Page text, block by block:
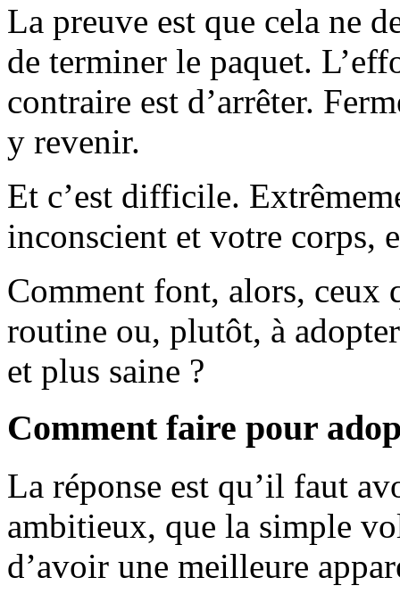
La preuve est que cela ne
de terminer le paquet.
contraire est d’arrêter.
y revenir.
Et c’est difficile.
inconscient et votre corps,
Comment font, alors, ceux
routine ou, plutôt, à
et plus saine ?
Comment faire pour
La réponse est qu’il faut
ambitieux, que la simple
d’avoir une meilleure